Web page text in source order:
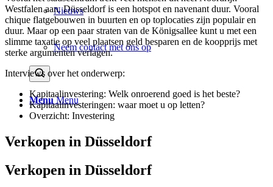
Nieuws
Neem contact met ons op
Menu Menu
Westfalen aan. Düsseldorf is een hotspot en navenant duur. Vooral
chique flatgebouwen in buurten en op toplocaties zijn populair en
duur. Maar op een paar straten van de Königsallee kunt u met een
slimme taxatie op veel plaatsen geld besparen en de koopprijs met
sterke argumenten verlagen.
Interviews over het onderwerp:
Kapitaalinvestering: Welk onroerend goed is het beste?
Kapitaalinvesteringen: waar moet u op letten?
Overzicht: Investering
Verkopen in Düsseldorf
Verkopen in Düsseldorf